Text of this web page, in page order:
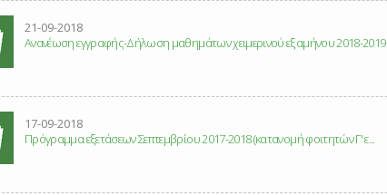
21-09-2018
Ανανέωση εγγραφής-Δήλωση μαθημάτων χειμερινού εξαμήνου 2018-2019
17-09-2018
Πρόγραμμα εξετάσεων Σεπτεμβρίου 2017-2018 (κατανομή φοιτητών Γ' ε...